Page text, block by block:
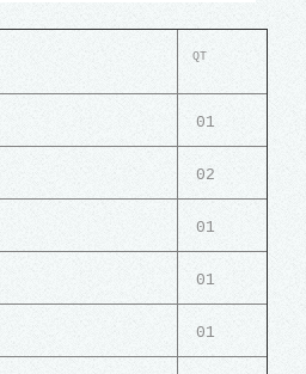
QT
01
02
01
01
01